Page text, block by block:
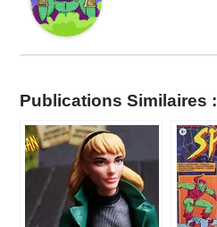
Publications Similaires :